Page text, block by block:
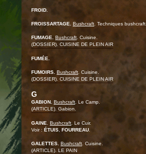
FROID.
FROISSARTAGE. Bushcraft . Techniques bushcraft.
FUMAGE. Bushcraft . Cuisine.
(DOSSIER). CUISINE DE PLEIN AIR
FUMÉE.
FUMOIRS. Bushcraft . Cuisine.
(DOSSIER). CUISINE DE PLEIN AIR
G
GABION. Bushcraft . Le Camp.
(ARTICLE). Gabion.
GAINE Bushcraft . Le Cuir.
Voir : ÉTUIS FOURREAU
GALETTES. Bushcraft . Cuisine.
(ARTICLE). LE PAIN